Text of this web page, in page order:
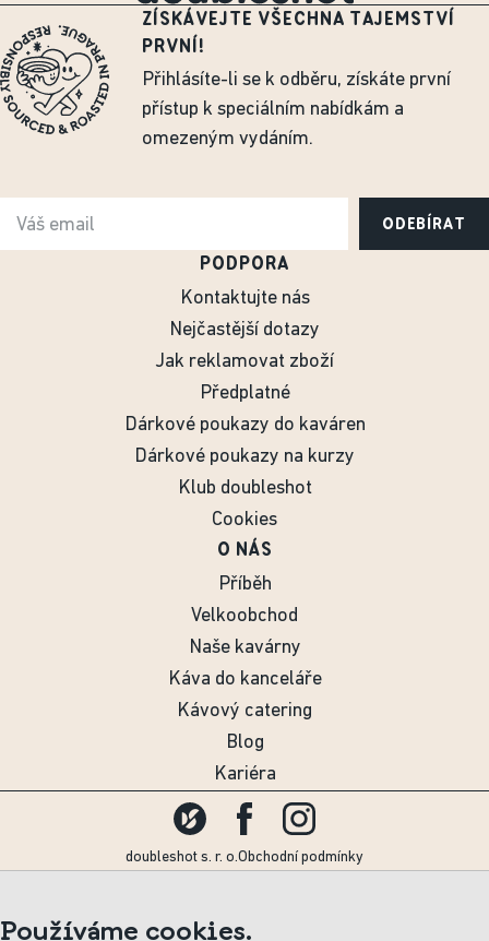
ZÍSKÁVEJTE VŠECHNA TAJEMSTVÍ
PRVNÍ!
Přihlásíte-li se k odběru, získáte první
přístup k speciálním nabídkám a
omezeným vydáním.
ODEBÍRAT
PODPORA
Kontaktujte nás
Nejčastější dotazy
Jak reklamovat zboží
Předplatné
Dárkové poukazy do kaváren
Dárkové poukazy na kurzy
Klub doubleshot
Cookies
O NÁS
Příběh
Velkoobchod
Naše kavárny
Káva do kanceláře
Kávový catering
Blog
Kariéra
doubleshot s. r. o.Obchodní podmínky
Používáme cookies.